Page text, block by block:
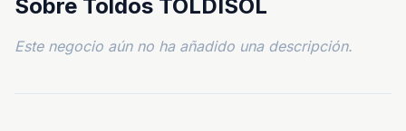
Sobre Toldos TOLDISOL
Este negocio aún no ha añadido una descripción.